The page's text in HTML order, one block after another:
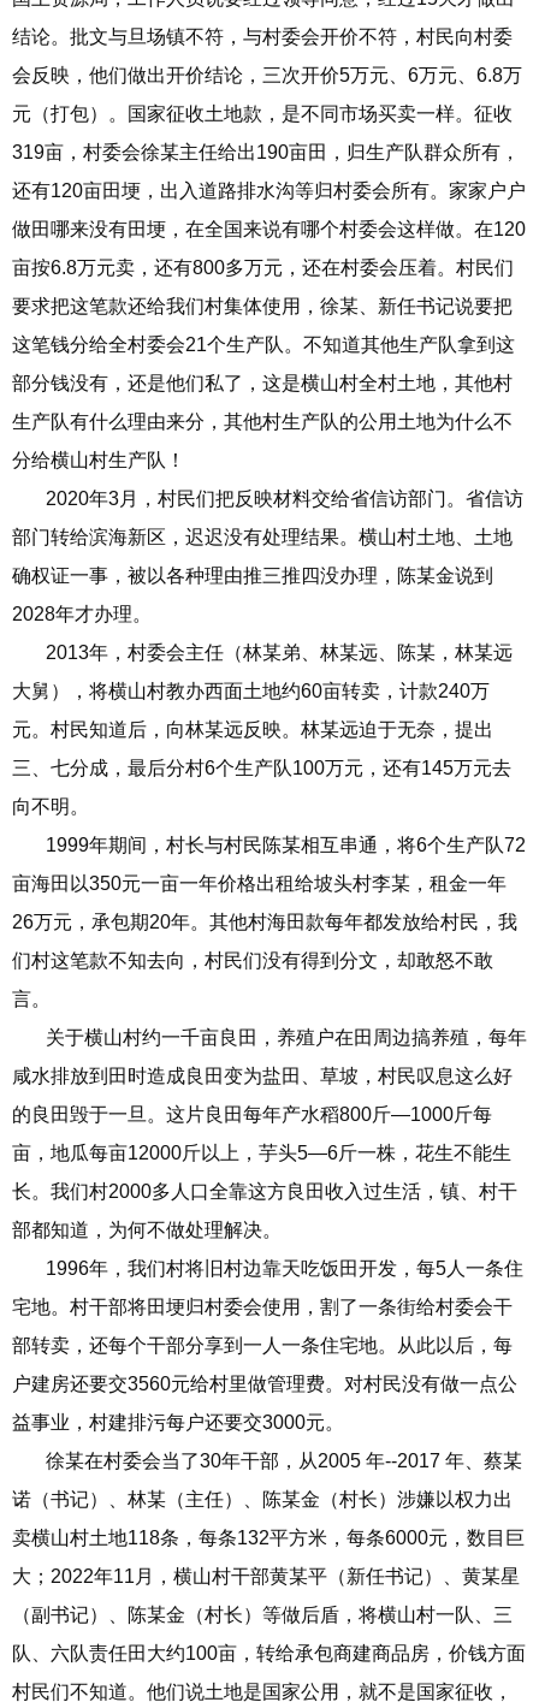
结论。批文与旦场镇不符，与村委会开价不符，村民向村委
会反映，他们做出开价结论，三次开价5万元、6万元、6.8万
元（打包）。国家征收土地款，是不同市场买卖一样。征收
319亩，村委会徐某主任给出190亩田，归生产队群众所有，
还有120亩田埂，出入道路排水沟等归村委会所有。家家户户
做田哪来没有田埂，在全国来说有哪个村委会这样做。在120
亩按6.8万元卖，还有800多万元，还在村委会压着。村民们
要求把这笔款还给我们村集体使用，徐某、新任书记说要把
这笔钱分给全村委会21个生产队。不知道其他生产队拿到这
部分钱没有，还是他们私了，这是横山村全村土地，其他村
生产队有什么理由来分，其他村生产队的公用土地为什么不
分给横山村生产队！
2020年3月，村民们把反映材料交给省信访部门。省信访
部门转给滨海新区，迟迟没有处理结果。横山村土地、土地
确权证一事，被以各种理由推三推四没办理，陈某金说到
2028年才办理。
2013年，村委会主任（林某弟、林某远、陈某，林某远
大舅），将横山村教办西面土地约60亩转卖，计款240万
元。村民知道后，向林某远反映。林某远迫于无奈，提出
三、七分成，最后分村6个生产队100万元，还有145万元去
向不明。
1999年期间，村长与村民陈某相互串通，将6个生产队72
亩海田以350元一亩一年价格出租给坡头村李某，租金一年
26万元，承包期20年。其他村海田款每年都发放给村民，我
们村这笔款不知去向，村民们没有得到分文，却敢怒不敢
言。
关于横山村约一千亩良田，养殖户在田周边搞养殖，每年
咸水排放到田时造成良田变为盐田、草坡，村民叹息这么好
的良田毁于一旦。这片良田每年产水稻800斤—1000斤每
亩，地瓜每亩12000斤以上，芋头5—6斤一株，花生不能生
长。我们村2000多人口全靠这方良田收入过生活，镇、村干
部都知道，为何不做处理解决。
1996年，我们村将旧村边靠天吃饭田开发，每5人一条住
宅地。村干部将田埂归村委会使用，割了一条街给村委会干
部转卖，还每个干部分享到一人一条住宅地。从此以后，每
户建房还要交3560元给村里做管理费。对村民没有做一点公
益事业，村建排污每户还要交3000元。
徐某在村委会当了30年干部，从2005 年--2017 年、蔡某
诺（书记）、林某（主任）、陈某金（村长）涉嫌以权力出
卖横山村土地118条，每条132平方米，每条6000元，数目巨
大；2022年11月，横山村干部黄某平（新任书记）、黄某星
（副书记）、陈某金（村长）等做后盾，将横山村一队、三
队、六队责任田大约100亩，转给承包商建商品房，价钱方面
村民们不知道。他们说土地是国家公用，就不是国家征收，